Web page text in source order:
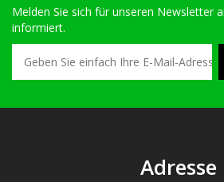
Melden Sie sich für unseren Newsletter
informiert.
Adresse